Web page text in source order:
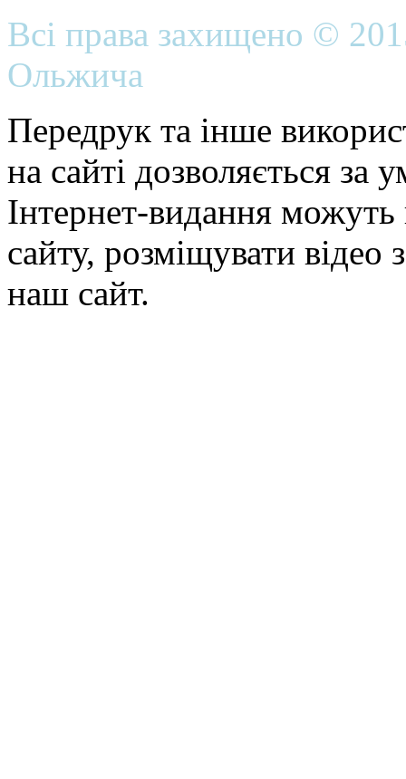
Всі права захищено ©
Ольжича
Передрук та інше
на сайті дозволяється
Інтернет-видання можуть
сайту, розміщувати відео
наш сайт.